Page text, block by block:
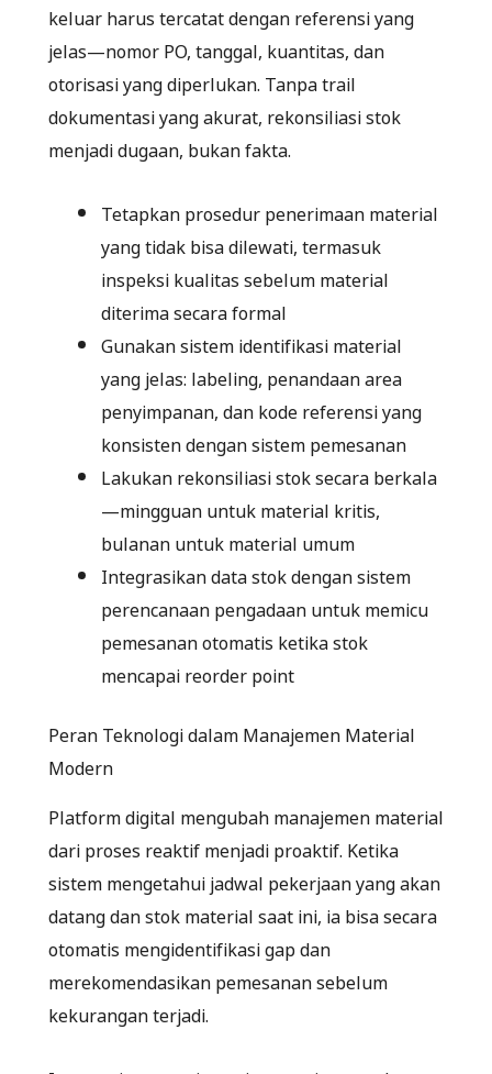
keluar harus tercatat dengan referensi yang
jelas—nomor PO, tanggal, kuantitas, dan
otorisasi yang diperlukan. Tanpa trail
dokumentasi yang akurat, rekonsiliasi stok
menjadi dugaan, bukan fakta.
Tetapkan prosedur penerimaan material
yang tidak bisa dilewati, termasuk
inspeksi kualitas sebelum material
diterima secara formal
Gunakan sistem identifikasi material
yang jelas: labeling, penandaan area
penyimpanan, dan kode referensi yang
konsisten dengan sistem pemesanan
Lakukan rekonsiliasi stok secara berkala
—mingguan untuk material kritis,
bulanan untuk material umum
Integrasikan data stok dengan sistem
perencanaan pengadaan untuk memicu
pemesanan otomatis ketika stok
mencapai reorder point
Peran Teknologi dalam Manajemen Material
Modern
Platform digital mengubah manajemen material
dari proses reaktif menjadi proaktif. Ketika
sistem mengetahui jadwal pekerjaan yang akan
datang dan stok material saat ini, ia bisa secara
otomatis mengidentifikasi gap dan
merekomendasikan pemesanan sebelum
kekurangan terjadi.